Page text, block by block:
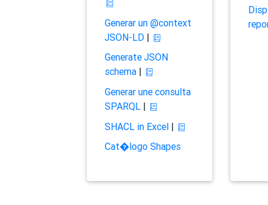
Generar un @context
JSON-LD|
Generate JSON
schema|
Generar une consulta
SPARQL|
SHACL in Excel|
Cat�logo Shapes